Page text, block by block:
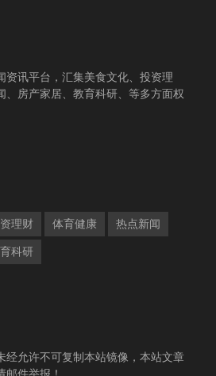
资讯平台，汇集美食文化、投资理
、房产家居、教育科研、等多方面权
理财 体育健康 热点新闻
科研
经允许不可复制本站镜像，本站文章